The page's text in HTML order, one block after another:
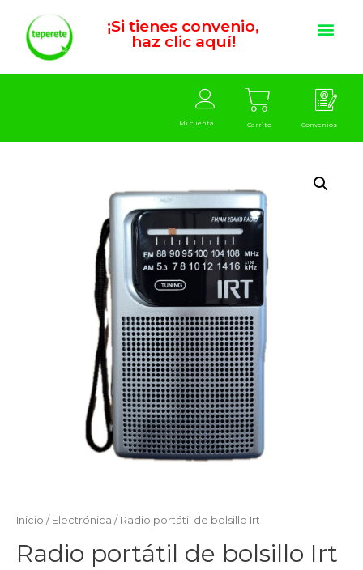
¡Si tienes convenio,
haz clic aquí!
Mi cuenta Carrito Convenios
Inicio / Electrónica / Radio portátil de bolsillo Irt
Radio portátil de bolsillo Irt